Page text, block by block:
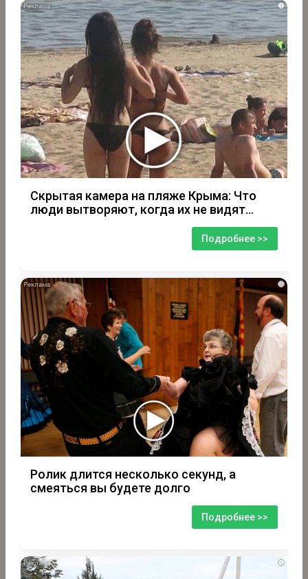
i
Скрытая камера на пляже Крыма: Что
люди вытворяют, когда их не видят...
Подробнее >>
i
Ролик длится несколько секунд, а
смеяться вы будете долго
Подробнее >>
i